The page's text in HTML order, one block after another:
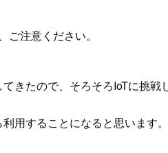
注意ください。
きたので、そろそろIoTに挑
用することになると思います。